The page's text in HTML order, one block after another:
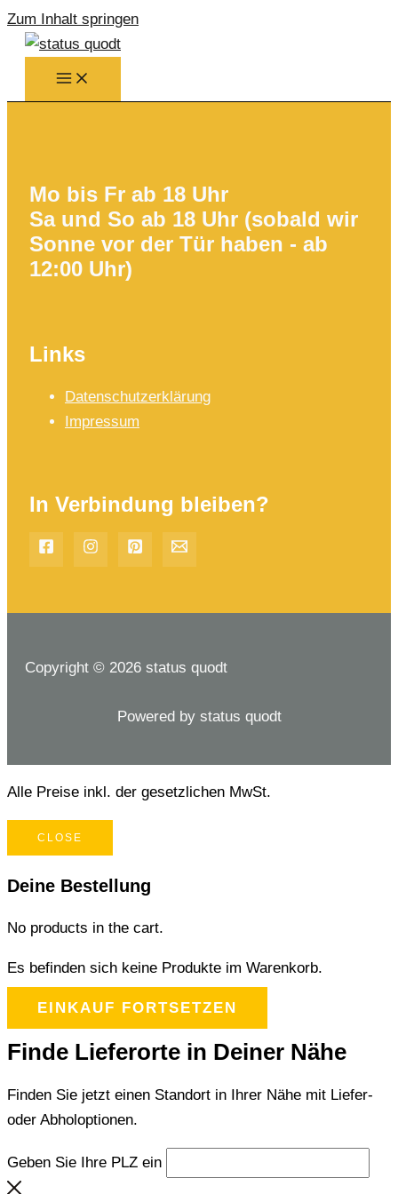
Zum Inhalt springen
Mo bis Fr ab 18 Uhr
Sa und So ab 18 Uhr (sobald wir
Sonne vor der Tür haben - ab
12:00 Uhr)
Links
Datenschutzerklärung
Impressum
In Verbindung bleiben?
Copyright © 2026 status quodt
Powered by status quodt
Alle Preise inkl. der gesetzlichen MwSt.
CLOSE
Deine Bestellung
No products in the cart.
Es befinden sich keine Produkte im Warenkorb.
EINKAUF FORTSETZEN
Finde Lieferorte in Deiner Nähe
Finden Sie jetzt einen Standort in Ihrer Nähe mit Liefer-
oder Abholoptionen.
Geben Sie Ihre PLZ ein